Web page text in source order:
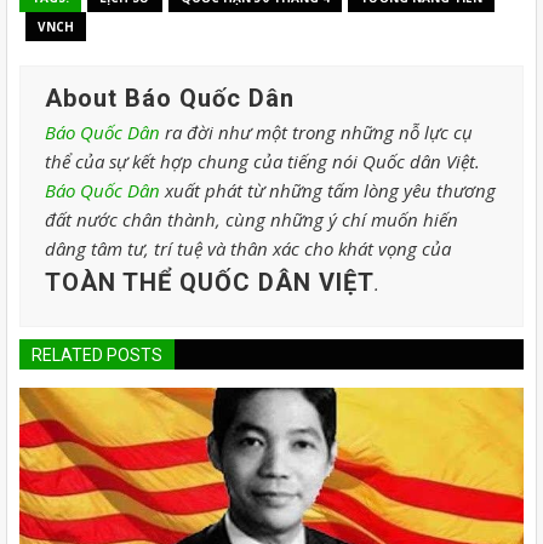
VNCH
About Báo Quốc Dân
Báo Quốc Dân ra đời như một trong những nỗ lực cụ
thể của sự kết hợp chung của tiếng nói Quốc dân Việt.
Báo Quốc Dân xuất phát từ những tấm lòng yêu thương
đất nước chân thành, cùng những ý chí muốn hiến
dâng tâm tư, trí tuệ và thân xác cho khát vọng của
TOÀN THỂ QUỐC DÂN VIỆT.
RELATED POSTS